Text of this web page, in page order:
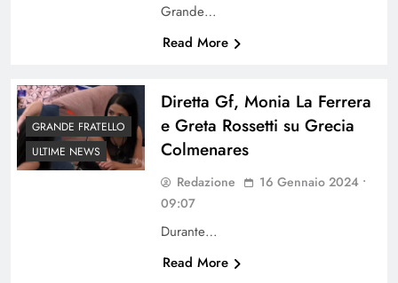
Grande…
Read More
GRANDE FRATELLO
ULTIME NEWS
Diretta Gf, Monia La Ferrera
e Greta Rossetti su Grecia
Colmenares
Redazione
16 Gennaio 2024 •
09:07
Durante…
Read More